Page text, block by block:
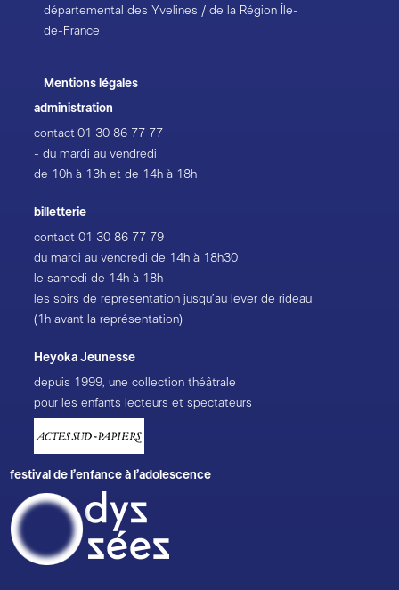
départemental des Yvelines / de la Région Île-
de-France
Mentions légales
administration
contact01 30 86 77 77
- du mardi au vendredi
de 10h à 13h et de 14h à 18h
billetterie
contact01 30 86 77 79
du mardi au vendredi de 14h à 18h30
le samedi de 14h à 18h
les soirs de représentation jusqu’au lever de rideau
(1h avant la représentation)
Heyoka Jeunesse
depuis 1999, une collection théâtrale
pour les enfants lecteurs et spectateurs
festival de l’enfance à l’adolescence